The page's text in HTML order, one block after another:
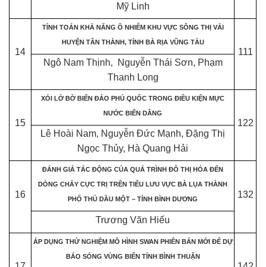
Mỹ Linh
14
TÍNH TOÁN KHẢ NĂNG Ô NHIỄM KHU VỰC SÔNG THỊ VẢI
HUYỆN TÂN THÀNH, TỈNH BÀ RỊA VŨNG TÀU
111
Ngô Nam Thịnh, Nguyễn Thái Sơn, Phạm
Thanh Long
15
XÓI LỞ BỜ BIỂN ĐẢO PHÚ QUỐC TRONG ĐIỀU KIỆN MỰC
NƯỚC BIỂN DÂNG
122
Lê Hoài Nam, Nguyễn Đức Mạnh, Đặng Thị
Ngọc Thủy, Hà Quang Hải
16
ĐÁNH GIÁ TÁC ĐỘNG CỦA QUÁ TRÌNH ĐÔ THỊ HÓA ĐẾN
DÒNG CHẢY CỰC TRỊ TRÊN TIỂU LƯU VỰC BÀ LỤA THÀNH
PHỐ THỦ DẦU MỘT – TỈNH BÌNH DƯƠNG 132
Trương Văn Hiếu
ÁP DỤNG THỬ NGHIỆM MÔ HÌNH SWAN PHIÊN BẢN MỚI ĐỂ DỰ
BÁO SÓNG VÙNG BIỂN TỈNH BÌNH THUẬN